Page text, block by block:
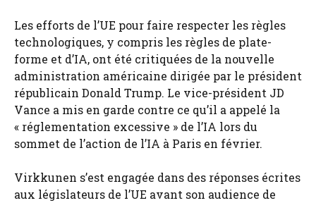
Les efforts de l’UE pour faire respecter les règles
technologiques, y compris les règles de plate-
forme et d’IA, ont été critiquées de la nouvelle
administration américaine dirigée par le président
républicain Donald Trump. Le vice-président JD
Vance a mis en garde contre ce qu’il a appelé la
« réglementation excessive » de l’IA lors du
sommet de l’action de l’IA à Paris en février.
Virkkunen s’est engagée dans des réponses écrites
aux législateurs de l’UE avant son audience de